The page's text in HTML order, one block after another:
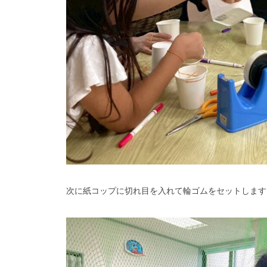
次に紙コップに切れ目を入れて輪ゴムをセットしま